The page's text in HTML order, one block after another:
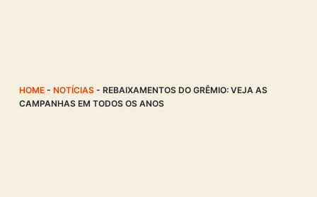
HOME- NOTÍCIAS- REBAIXAMENTOS DO GRÊMIO: VEJA AS
CAMPANHAS EM TODOS OS ANOS